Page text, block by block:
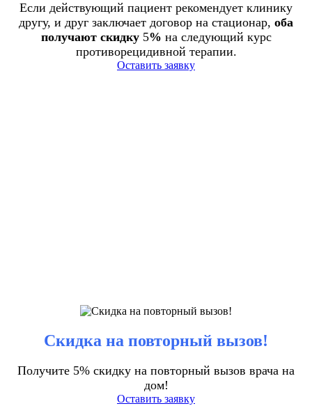
Если действующий пациент рекомендует клинику
другу, и друг заключает договор на стационар, оба
получают скидку 5% на следующий курс
противорецидивной терапии.
Оставить заявку
Скидка на повторный вызов!
Получите 5% скидку на повторный вызов врача на
дом!
Оставить заявку